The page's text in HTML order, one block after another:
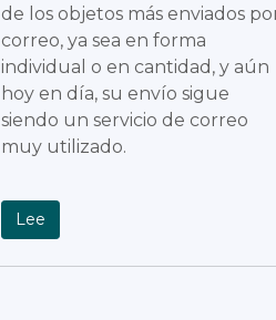
de los objetos más enviados
correo, ya sea en forma
individual o en cantidad, y aún
hoy en día, su envío sigue
siendo un servicio de correo
muy utilizado.
Lee